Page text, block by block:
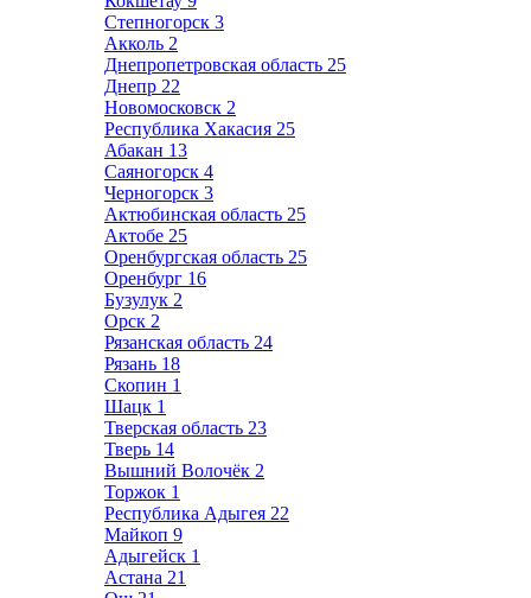
Степногорск 3
Акколь 2
Днепропетровская область 25
Днепр 22
Новомосковск 2
Республика Хакасия 25
Абакан 13
Саяногорск 4
Черногорск 3
Актюбинская область 25
Актобе 25
Оренбургская область 25
Оренбург 16
Бузулук 2
Орск 2
Рязанская область 24
Рязань 18
Скопин 1
Шацк 1
Тверская область 23
Тверь 14
Вышний Волочёк 2
Торжок 1
Республика Адыгея 22
Майкоп 9
Адыгейск 1
Астана 21